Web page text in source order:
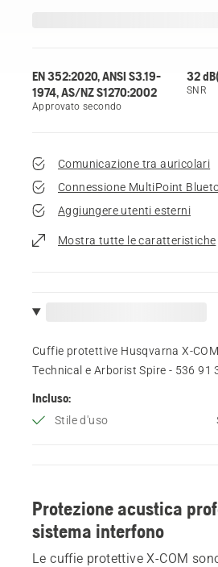
EN 352:2020, ANSI S3.19-
1974, AS/NZ S1270:2002
Approvato secondo
32
SNR
Comunicazione tra auricolari
Connessione MultiPoint
Aggiungere utenti esterni
Mostra tutte le caratteristiche
Cuffie protettive Husqvarna X-
Technical e Arborist Spire - 536 91
Incluso:
Stile d'uso
Protezione acustica
sistema interfono
Le cuffie protettive X-COM